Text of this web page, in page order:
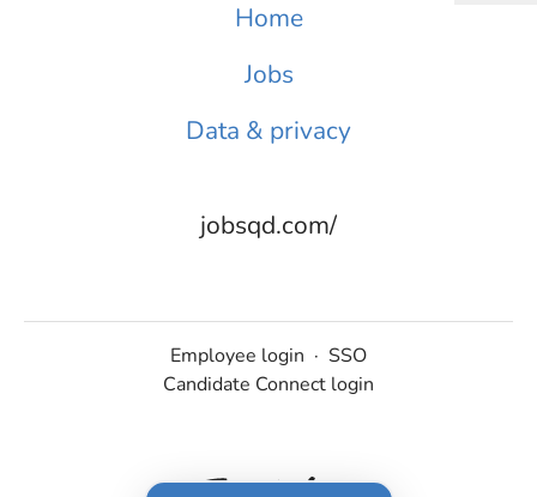
Home
Jobs
Data & privacy
jobsqd.com/
Employee login · SSO
Candidate Connect login